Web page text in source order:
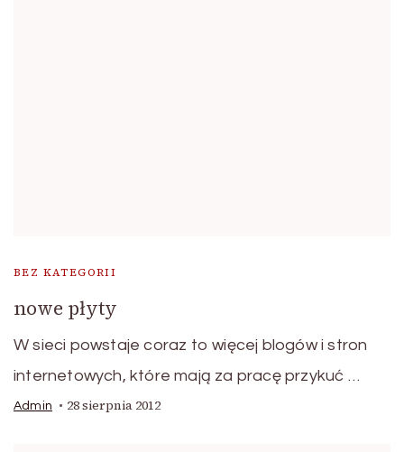
BEZ KATEGORII
nowe płyty
W sieci powstaje coraz to więcej blogów i stron
internetowych, które mają za pracę przykuć …
Admin 28 sierpnia 2012